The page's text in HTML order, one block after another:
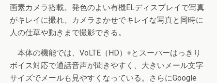
画素カメラ搭載。発色のよい有機ELディスプレイで写真
がキレイに撮れ、カメラまかせでキレイな写真と同時に
人の仕草や動きまで撮影できる。
本体の機能では、VoLTE（HD）+とスーパーはっきり
ボイス対応で通話音声が聞きやすく、大きいメール文字
サイズでメールも見やすくなっている。さらにGoogle